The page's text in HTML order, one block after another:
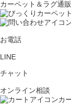
カーペット＆ラグ通
お電話
LINE
チャット
オンライン相談
カ